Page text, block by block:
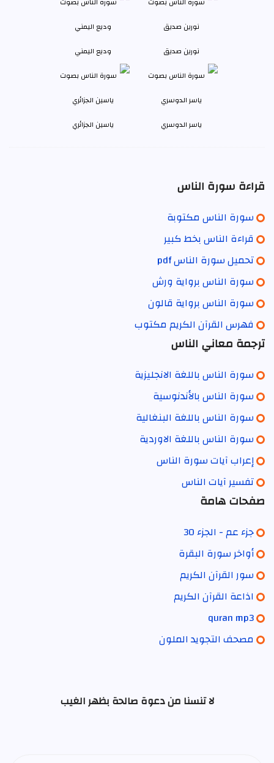
نورين صديق وديع اليمني
ياسر الدوسري ياسين الجزائري
قراءة سورة الناس
سورة الناس مكتوبة
قراءة الناس بخط كبير
تحميل سورة الناس pdf
سورة الناس برواية ورش
سورة الناس برواية قالون
فهرس القرآن الكريم مكتوب
ترجمة معاني الناس
سورة الناس باللغة الانجليزية
سورة الناس بالأندنوسية
سورة الناس باللغة البنغالية
سورة الناس باللغة الاوردية
إعراب آيات سورة الناس
تفسير آيات الناس
صفحات هامة
جزء عم - الجزء 30
أواخر سورة البقرة
سور القرآن الكريم
اذاعة القرآن الكريم
quran mp3
مصحف التجويد الملون
لا تنسنا من دعوة صالحة بظهر الغيب